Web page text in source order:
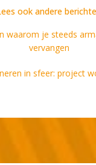
ook andere
waarom je steeds
vervangen
in sfeer: project